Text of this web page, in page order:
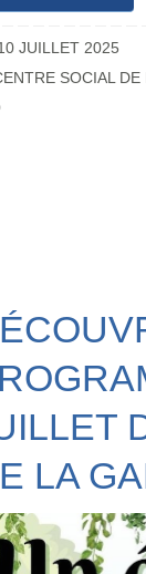
JUILLET 2025
SOCIAL DE
LA